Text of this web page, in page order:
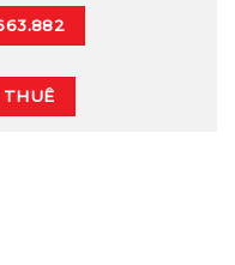
THUÊ